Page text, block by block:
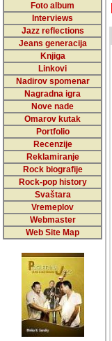
Foto album
Interviews
Jazz reflections
Jeans generacija
Knjiga
Linkovi
Nadirov spomenar
Nagradna igra
Nove nade
Omarov kutak
Portfolio
Recenzije
Reklamiranje
Rock biografije
Rock-pop history
Svaštara
Vremeplov
Webmaster
Web Site Map